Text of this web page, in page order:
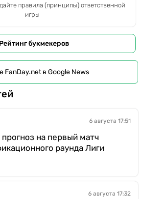
правила (принципы) ответственной
игры
Рейтинг букмекеров
FanDay.net в Google News
6 августа 17:51
на первый матч
раунда Лиги
6 августа 17:32